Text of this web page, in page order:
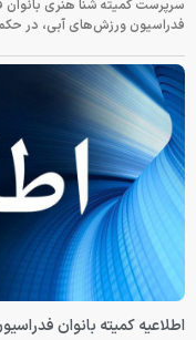
سرپرست کمیته شنا هنری
فدراسیون ورزش‌های آبی، در
اطلاعیه کمیته بانوان